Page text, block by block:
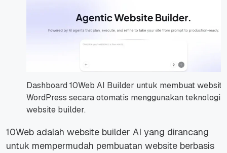
Dashboard 10Web AI Builder untuk membuat website
WordPress secara otomatis menggunakan teknologi
website builder.
10Web adalah website builder AI yang dirancang
untuk mempermudah pembuatan website berbasis